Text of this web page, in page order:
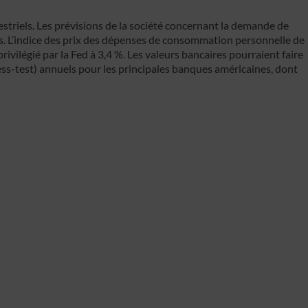
Les prévisions de la société concernant la demande de
des prix des dépenses de consommation personnelle de
par la Fed à 3,4 %. Les valeurs bancaires pourraient faire
test) annuels pour les principales banques américaines, dont